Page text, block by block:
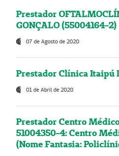
Prestador
GONÇALO (55004164-2)
07 de Agosto de 2020
Prestador Clínica Itaipú
01 de Abril de 2020
Prestador Centro
51004350-4: Centro
(Nome Fantasia: